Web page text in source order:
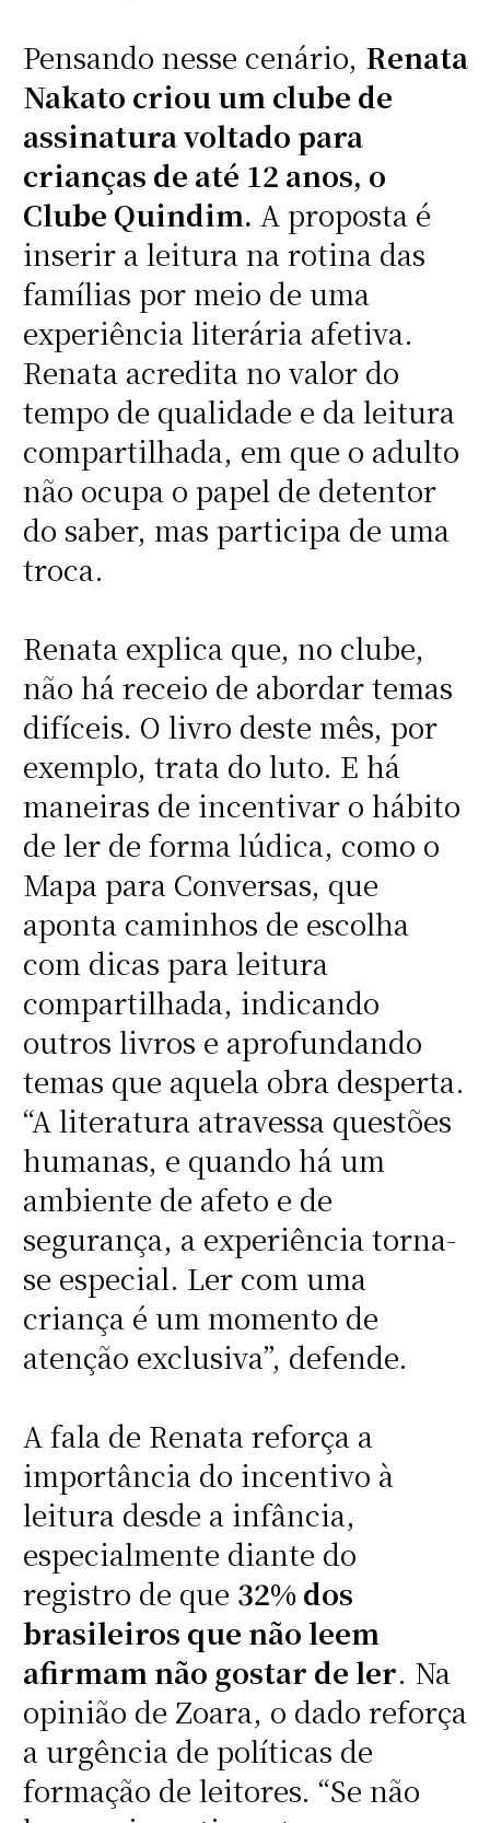
Pensando nesse cenário, Renata
Nakato criou um clube de
assinatura voltado para
crianças de até 12 anos, o
Clube Quindim. A proposta é
inserir a leitura na rotina das
famílias por meio de uma
experiência literária afetiva.
Renata acredita no valor do
tempo de qualidade e da leitura
compartilhada, em que o adulto
não ocupa o papel de detentor
do saber, mas participa de uma
troca.
Renata explica que, no clube,
não há receio de abordar temas
difíceis. O livro deste mês, por
exemplo, trata do luto. E há
maneiras de incentivar o hábito
de ler de forma lúdica, como o
Mapa para Conversas, que
aponta caminhos de escolha
com dicas para leitura
compartilhada, indicando
outros livros e aprofundando
temas que aquela obra desperta.
“A literatura atravessa questões
humanas, e quando há um
ambiente de afeto e de
segurança, a experiência torna-
se especial. Ler com uma
criança é um momento de
atenção exclusiva”, defende.
A fala de Renata reforça a
importância do incentivo à
leitura desde a infância,
especialmente diante do
registro de que 32% dos
brasileiros que não leem
afirmam não gostar de ler. Na
opinião de Zoara, o dado reforça
a urgência de políticas de
formação de leitores. “Se não